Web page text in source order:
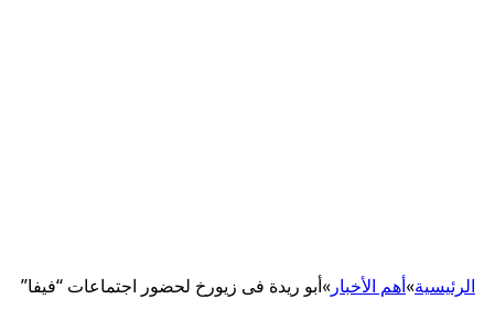
الرئيسية»أهم اﻷخبار »أبو ريدة فى زيورخ لحضور اجتماعات “فيفا”